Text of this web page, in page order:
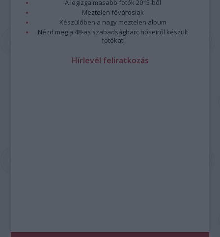
A legizgalmasabb fotók 2015-ből
Meztelen fővárosiak
Készülőben a nagy meztelen album
Nézd meg a 48-as szabadságharc hőseiről készült
fotókat!
Hírlevél feliratkozás